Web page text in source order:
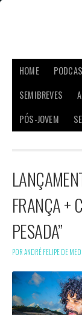
HOME
SEMIBREVES
PÓS-JOVEM
FRANÇA +
PESADA”
POR ANDRÉ FELIPE DE